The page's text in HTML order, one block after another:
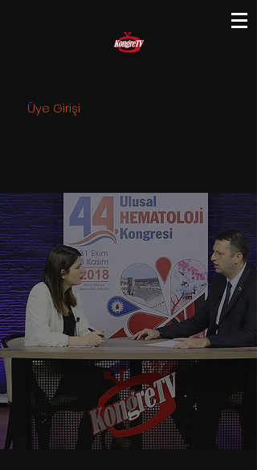
Üye Girişi